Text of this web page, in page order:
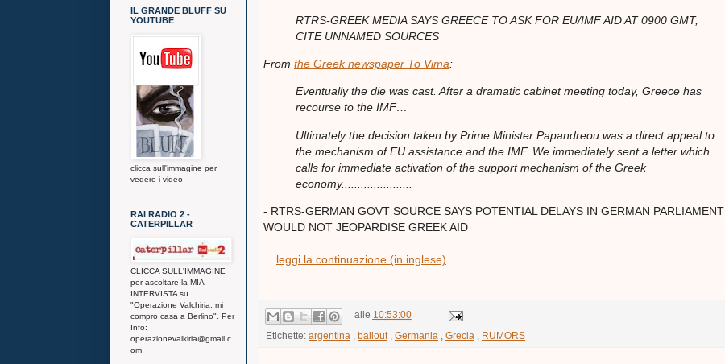
RTRS-GREEK MEDIA SAYS GREECE TO ASK FOR EU/IMF AID AT 0900 GMT,
CITE UNNAMED SOURCES
From the Greek newspaper To Vima:
Eventually the die was cast. After a dramatic cabinet meeting today, Greece has
recourse to the IMF…
Ultimately the decision taken by Prime Minister Papandreou was a direct appeal to
the mechanism of EU assistance and the IMF. We immediately sent a letter which
calls for immediate activation of the support mechanism of the Greek
economy......................
- RTRS-GERMAN GOVT SOURCE SAYS POTENTIAL DELAYS IN GERMAN PARLIAMENT
WOULD NOT JEOPARDISE GREEK AID
leggi la continuazione (in inglese)
alle 10:53:00
Etichette: argentina bailout Germania Grecia RUMORS
IL GRANDE BLUFF SU
YOUTUBE
clicca sull'immagine per
vedere i video
RAI RADIO 2 -
CATERPILLAR
CLICCA SULL'IMMAGINE
per ascoltare la MIA
INTERVISTA su
"Operazione Valchiria: mi
compro casa a Berlino". Per
Info:
operazionevalkiria@gmail.c
om